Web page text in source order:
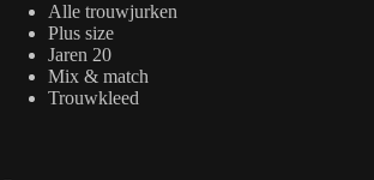
Alle trouwjurken
Plus size
Jaren 20
Mix & match
Trouwkleed